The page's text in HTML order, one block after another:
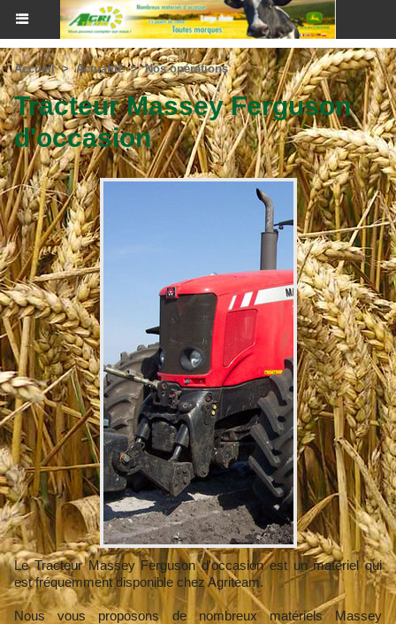
Accueil > Actualité > Nos opérations
Tracteur Massey Ferguson
d'occasion
Le Tracteur Massey Ferguson d'occasion est un matériel qui
est fréquemment disponible chez Agriteam.
Nous vous proposons de nombreux matériels Massey